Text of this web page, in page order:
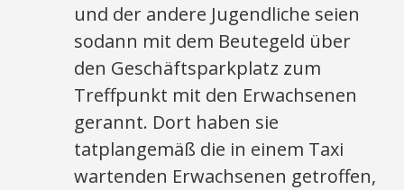
und der andere Jugendliche seien
sodann mit dem Beutegeld über
den Geschäftsparkplatz zum
Treffpunkt mit den Erwachsenen
gerannt. Dort haben sie
tatplangemäß die in einem Taxi
wartenden Erwachsenen getroffen,